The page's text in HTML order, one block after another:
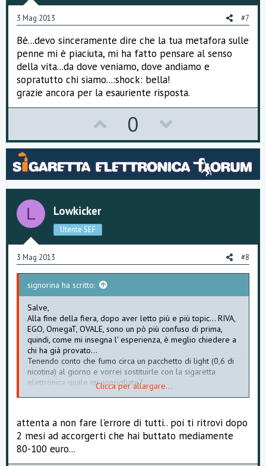
e o
t
e
3 Mag 2013 #7
Bè...devo sinceramente dire che la tua metafora sulle
penne mi è piaciuta, mi ha fatto pensare al senso
della vita...da dove veniamo, dove andiamo e
sopratutto chi siamo...:shock: bella!
grazie ancora per la esauriente risposta.
p
v
o
0
o
w
n
t
e
L Lowkicker
Utente SEF
3 Mag 2013 #8
signorina ha scritto:
Salve,
Alla fine della fiera, dopo aver letto più e più topic... RIVA,
EGO, OmegaT, OVALE, sono un pò più confuso di prima,
quindi, come mi insegna l' esperienza, è meglio chiedere a
chi ha già provato...
Tenendo conto che fumo circa un pacchetto di light (0,6 di
nicotina) al giorno e vorrei sostituirle con la sigaretta
elettronica quale mi consigliate?
Se avete delle dritte; quanti mah la batteria, che tipo e
Grazie.
Clicca per allargare...
attenta a non fare l'errore di tutti.. poi ti ritrovi dopo
2 mesi ad accorgerti che hai buttato mediamente
80-100 euro...